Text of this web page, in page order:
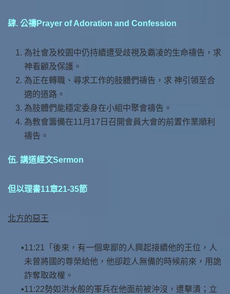
肆. 公禱Prayer of Adoration and Confession
為社會及校園中仍持續遭受歧視及霸凌的生命禱告，求
神看顧及保護。
為正在轉職、尋求工作的肢體們禱告，求 神引領至合
適的道路。
為肢體們能穩定委身在小組中聚會禱告。
為教會籌備在11月17日召開會員大會的前置作業順利
禱告。
伍. 講道經文Sermon
但以理書11章21-35節
北方的惡王
11:21「後來，有一個卑鄙的人興起接續他的王位，人
未曾將國的尊榮給他，他卻趁人無備的時候前來，用詭
詐奪取政權。
11:22勢如洪水般的軍兵在他面前被沖沒，遭擊潰；立